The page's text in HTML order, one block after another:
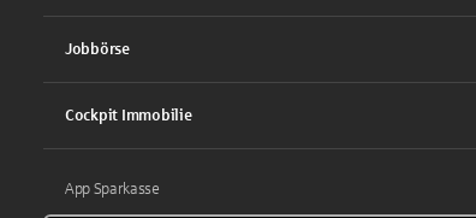
Jobbörse
Cockpit Immobilie
App Sparkasse